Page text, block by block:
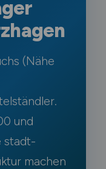
(Nähe
und
stadt-
machen